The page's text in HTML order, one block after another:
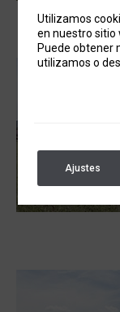
Utilizamos
en nuestro sitio
Puede obtener
utilizamos o
Ajustes